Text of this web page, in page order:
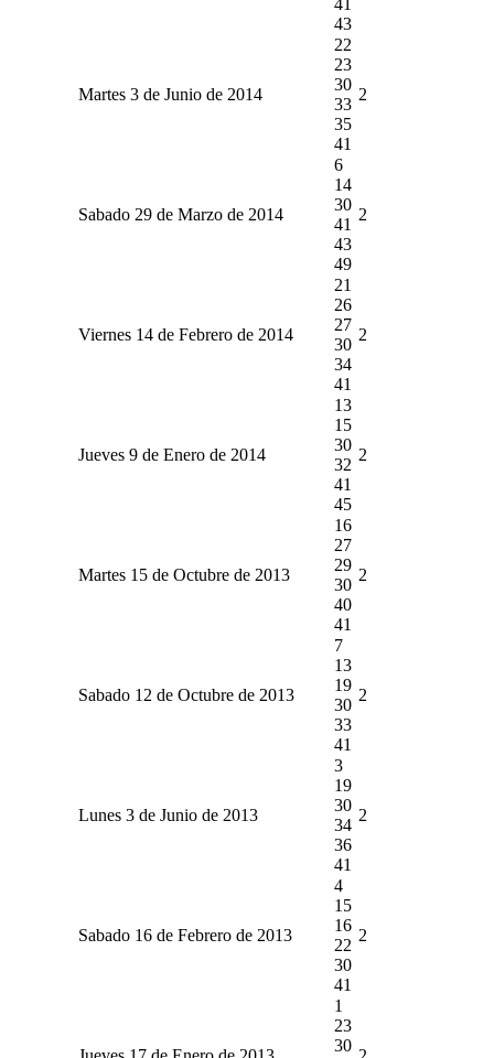
43
Martes 3 de Junio de 2014
22
23
30
33
35
41
2
Sabado 29 de Marzo de 2014
6
14
30
41
43
49
2
Viernes 14 de Febrero de 2014
21
26
27
30
34
41
2
Jueves 9 de Enero de 2014
13
15
30
32
41
45
2
Martes 15 de Octubre de 2013
16
27
29
30
40
41
2
Sabado 12 de Octubre de 2013
7
13
19
30
33
41
2
Lunes 3 de Junio de 2013
3
19
30
34
36
41
2
Sabado 16 de Febrero de 2013
4
15
16
22
30
41
2
1
23
30